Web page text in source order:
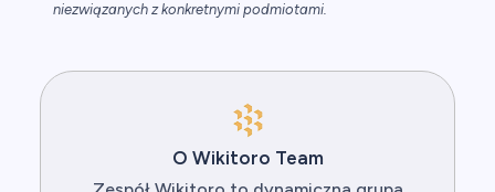
niezwiązanych z konkretnymi podmiotami.
O Wikitoro Team